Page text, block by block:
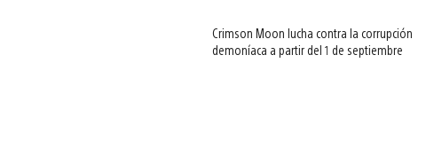
Crimson Moon lucha contra la corrupción
demoníaca a partir del 1 de septiembre